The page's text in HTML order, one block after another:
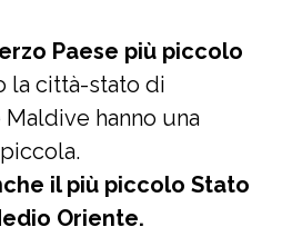
Paese più piccolo
la città-stato di
hanno una
il più piccolo Stato
Oriente.